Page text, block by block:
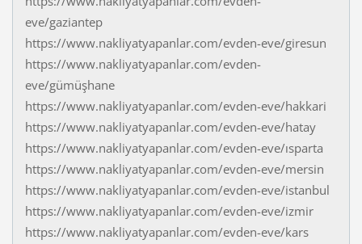
eve/gaziantep
https://www.nakliyatyapanlar.com/evden-eve/giresun
https://www.nakliyatyapanlar.com/evden-
eve/gümüşhane
https://www.nakliyatyapanlar.com/evden-eve/hakkari
https://www.nakliyatyapanlar.com/evden-eve/hatay
https://www.nakliyatyapanlar.com/evden-eve/ısparta
https://www.nakliyatyapanlar.com/evden-eve/mersin
https://www.nakliyatyapanlar.com/evden-eve/istanbul
https://www.nakliyatyapanlar.com/evden-eve/izmir
https://www.nakliyatyapanlar.com/evden-eve/kars